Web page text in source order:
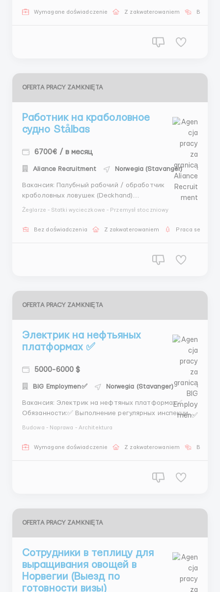
замена электрических компонентов и систем.
Wymagane doświadczenie Z zakwaterowaniem Bez
OFERTA PRACY ZAMKNIĘTA
Работник на краболовное
судно Stålbas
6700€ / в месяц
Aliance Recruitment Norwegia (Stavanger)
Вакансия: Палубный рабочий / обработчик
краболовных ловушек (Deckhand)
Контракт: Норвегия Район работы: Баренцево море
промыслового рейса. Основная деятельность
Żeglarze - Statki wycieczkowe - Przemysł stoczniowy
Bez doświadczenia Z zakwaterowaniem Praca
OFERTA PRACY ZAMKNIĘTA
Электрик на нефтьяных
платформах ✅
5000-6000 $
BIG Employmen✅ Norwegia (Stavanger)
Вакансия: Электрик на нефтяных платформах✅
Обязанности:✅ Выполнение регулярных инспекций
замена электрических компонентов и систем.
Budowa - Naprawa - Architektura
Wymagane doświadczenie Z zakwaterowaniem Bez
OFERTA PRACY ZAMKNIĘTA
Сотрудники в теплицу для
выращивания овощей в
Норвегии (Выезд по
готовности визы)